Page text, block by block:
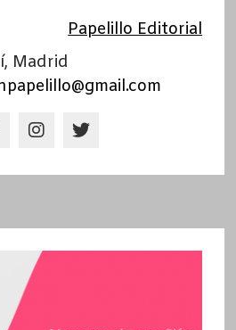
Papelillo Editorial
Madrid